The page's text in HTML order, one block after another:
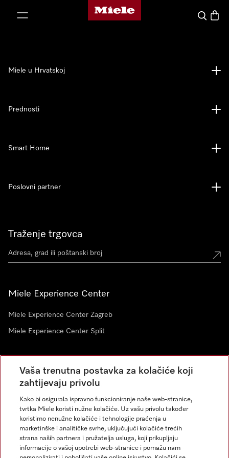
Miele početna stranica
Pretraga
Traženje trgovca
Miele Experience Center
Miele Experience Center Zagreb
Miele Experience Center Split
Newsletter
Miele u Hrvatskoj
Prednosti
Smart Home
Poslovni partner
Vaša trenutna postavka za kolačiće koji
zahtijevaju privolu
Kako bi osigurala ispravno funkcioniranje naše web-stranice,
tvrtka Miele koristi nužne kolačiće. Uz vašu privolu također
koristimo nenužne kolačiće i tehnologije praćenja u
marketinške i analitičke svrhe, uključujući kolačiće trećih
strana naših partnera i pružatelja usluga, koji prikupljaju
informacije o vašoj upotrebi web-stranice i pomažu nam